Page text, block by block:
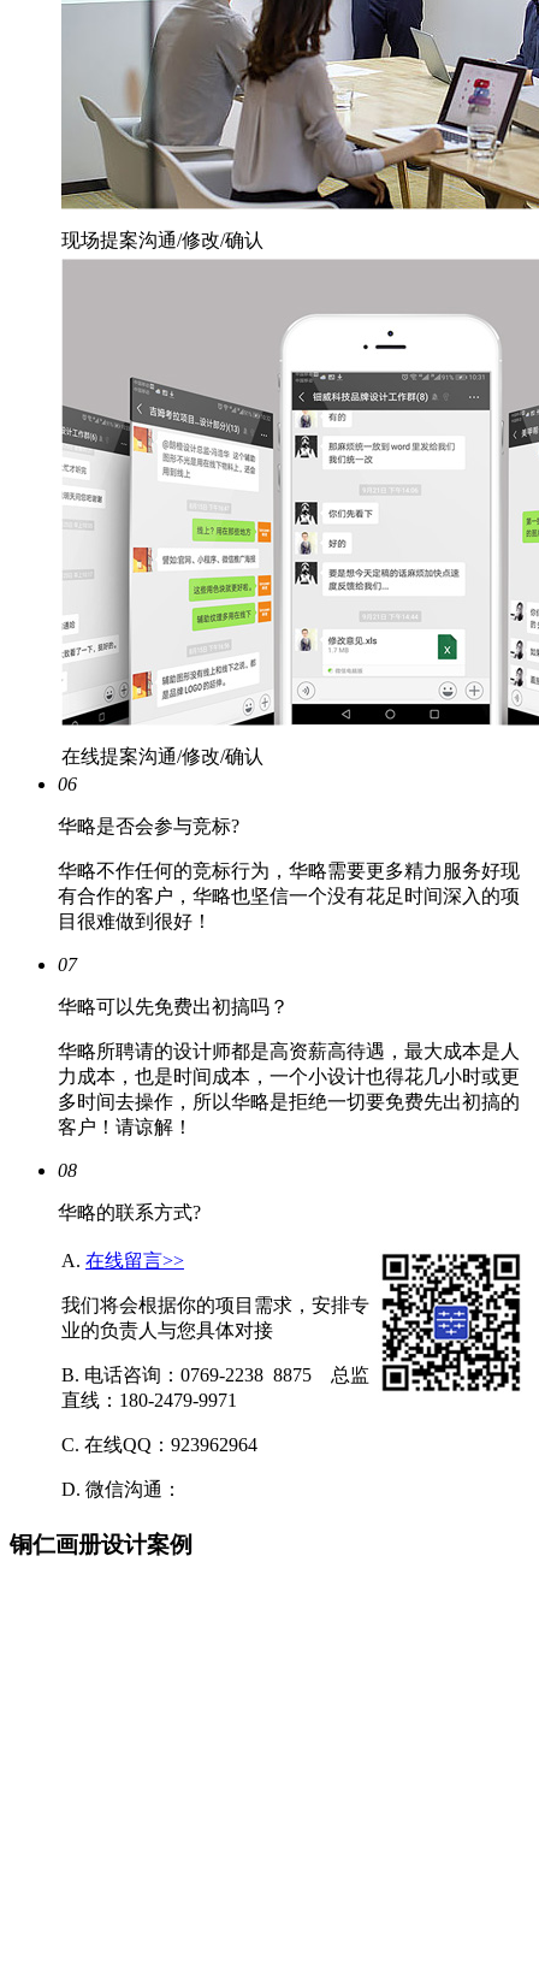
现场提案沟通/修改/确认
在线提案沟通/修改/确认
06
华略是否会参与竞标?
华略不作任何的竞标行为，华略需要更多精力服务好现
有合作的客户，华略也坚信一个没有花足时间深入的项
目很难做到很好！
07
华略可以先免费出初搞吗？
华略所聘请的设计师都是高资薪高待遇，最大成本是人
力成本，也是时间成本，一个小设计也得花几小时或更
多时间去操作，所以华略是拒绝一切要免费先出初搞的
客户！请谅解！
08
华略的联系方式?
A. 在线留言>>
我们将会根据你的项目需求，安排专
业的负责人与您具体对接
B. 电话咨询：0769-2238 8875 总监
直线：180-2479-9971
C. 在线QQ：923962964
D. 微信沟通：
铜仁画册设计案例